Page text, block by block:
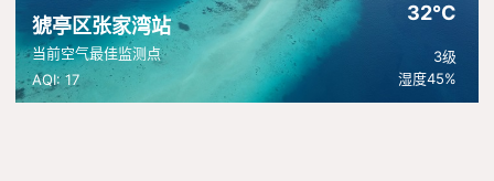
猇亭区张家湾站
当前空气最佳监测点
AQI: 17
32°C
3级
湿度45%